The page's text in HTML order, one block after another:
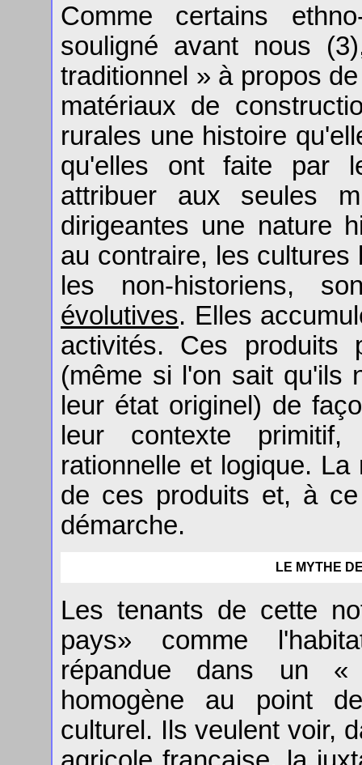
Comme certains
souligné avant nous
traditionnel » à propos
matériaux de
rurales une histoire
qu'elles ont faite par
attribuer aux seules
dirigeantes une nature
au contraire, les
les non-historiens,
évolutives. Elles
activités. Ces produits
(même si l'on sait qu'ils
leur état originel) de
leur contexte
rationnelle et logique.
de ces produits et, à
démarche.
LE MYTHE
Les tenants de cette
pays» comme
répandue dans un «
homogène au point
culturel. Ils veulent voir,